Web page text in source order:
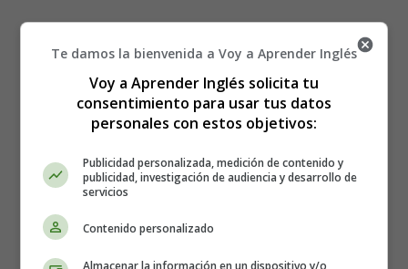
02 Tarjetas Relámpago:
Clima Flashcards -
Wordcards Weather
Te damos la bienvenida a Voy a Aprender Inglés
Voy a Aprender Inglés solicita tu
consentimiento para usar tus datos
personales con estos objetivos:
Publicidad personalizada, medición de contenido y
publicidad, investigación de audiencia y desarrollo de
servicios
Contenido personalizado
Almacenar la información en un dispositivo y/o